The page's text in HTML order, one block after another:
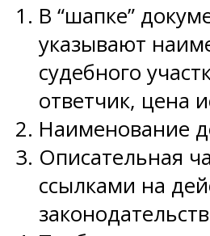
В “шапке”
указывают
судебного
ответчик, цена
Наименование
Описательная
ссылками на